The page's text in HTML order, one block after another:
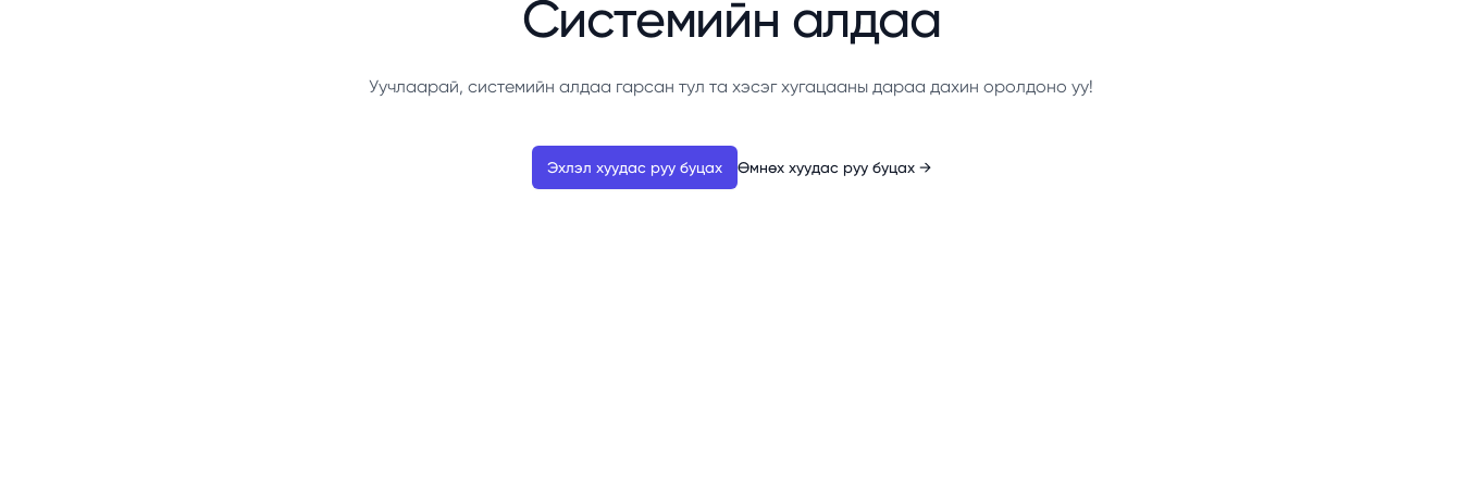
Системийн алдаа
Уучлаарай, системийн алдаа гарсан тул та хэсэг хугацааны дараа дахин оролдоно уу!
Эхлэл хуудас руу буцах Өмнөх хуудас руу буцах →